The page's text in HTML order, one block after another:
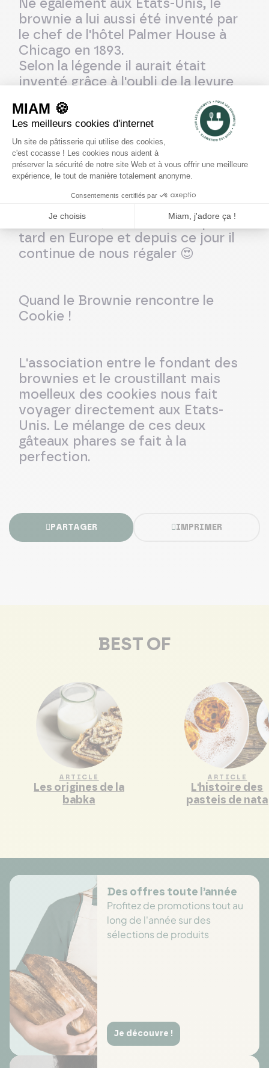
Né également aux Etats-Unis, le
brownie a lui aussi été inventé par
le chef de l'hôtel Palmer House à
Chicago en 1893.
Selon la légende il aurait était
inventé grâce à l'oubli de la levure
dans la préparation d'un gâteau au
chocolat, ainsi en resortant du four,
le gâteau était plât et ce serait ainsi
que le brownie est arrivé.
Le brownie est devenu très
populaire au Canada et aux USA
20ème siècle, et il est arrivé plus
tard en Europe et depuis ce jour il
continue de nous régaler 😍
Quand le Brownie rencontre le
Cookie !
L'association entre le fondant des
brownies et le croustillant mais
moelleux des cookies nous fait
voyager directement aux Etats-
Unis. Le mélange de ces deux
gâteaux phares se fait à la
perfection.
PARTAGER IMPRIMER
BEST OF
ARTICLE
Les origines de la
babka
ARTICLE
L'histoire des
pasteis de nata
Des offres toute l’année
Profitez de promotions tout au
long de l'année sur des
sélections de produits
Je découvre !